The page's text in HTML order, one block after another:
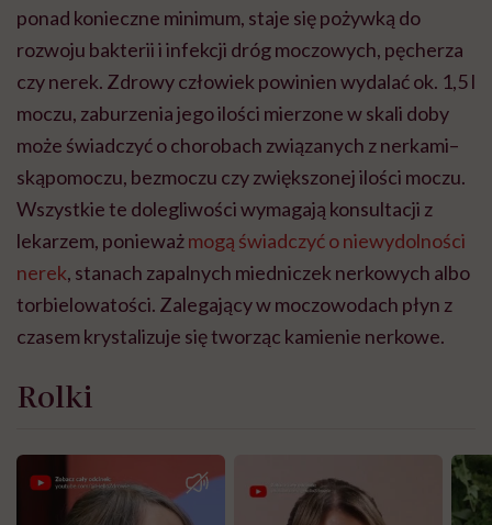
ponad konieczne minimum, staje się pożywką do
rozwoju bakterii i infekcji dróg moczowych, pęcherza
czy nerek. Zdrowy człowiek powinien wydalać ok. 1,5 l
moczu, zaburzenia jego ilości mierzone w skali doby
może świadczyć o chorobach związanych z nerkami–
skąpomoczu, bezmoczu czy zwiększonej ilości moczu.
Wszystkie te dolegliwości wymagają konsultacji z
lekarzem, ponieważmogą świadczyć o niewydolności
nerek, stanach zapalnych miedniczek nerkowych albo
torbielowatości. Zalegający w moczowodach płyn z
czasem krystalizuje się tworząc kamienie nerkowe.
Rolki